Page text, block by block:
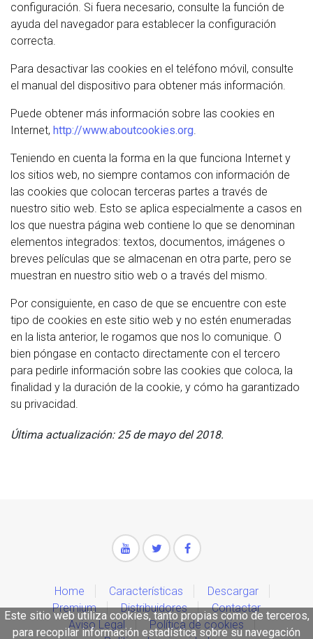
configuración. Si fuera necesario, consulte la función de
ayuda del navegador para establecer la configuración
correcta.
Para desactivar las cookies en el teléfono móvil, consulte
el manual del dispositivo para obtener más información.
Puede obtener más información sobre las cookies en
Internet, http://www.aboutcookies.org.
Teniendo en cuenta la forma en la que funciona Internet y
los sitios web, no siempre contamos con información de
las cookies que colocan terceras partes a través de
nuestro sitio web. Esto se aplica especialmente a casos en
los que nuestra página web contiene lo que se denominan
elementos integrados: textos, documentos, imágenes o
breves películas que se almacenan en otra parte, pero se
muestran en nuestro sitio web o a través del mismo.
Por consiguiente, en caso de que se encuentre con este
tipo de cookies en este sitio web y no estén enumeradas
en la lista anterior, le rogamos que nos lo comunique. O
bien póngase en contacto directamente con el tercero
para pedirle información sobre las cookies que coloca, la
finalidad y la duración de la cookie, y cómo ha garantizado
su privacidad.
Última actualización: 25 de mayo del 2018.
Home Características
Descargar
Premium
Distribuidores
Contactar
Aviso Legal
Política de cookies
Este sitio web utiliza cookies, tanto propias como de terceros,
para recopilar información estadística sobre su navegación